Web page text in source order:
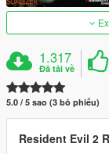
1.317
Đã tải về
5.0 / 5 sao (3 bỏ phiếu)
Resident Evil 2